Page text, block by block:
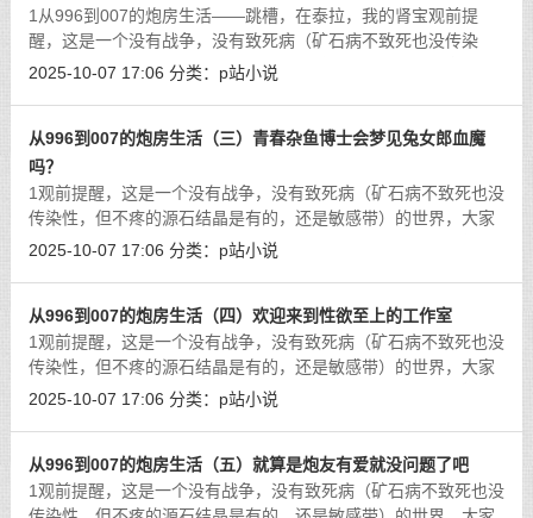
1从996到007的炮房生活——跳槽，在泰拉，我的肾宝观前提
醒，这是一个没有战争，没有致死病（矿石病不致死也没传染
性，但不疼的源石结晶是有的，还是敏感带）的世界，大家的问
2025-10-07 17:06 分类： p站小说
从996到007的炮房生活（三）青春杂鱼博士会梦见兔女郎血魔
吗？
1观前提醒，这是一个没有战争，没有致死病（矿石病不致死也没
传染性，但不疼的源石结晶是有的，还是敏感带）的世界，大家
的问题只有一个，怎么样在越来越卷的生活里好好活着（和打
2025-10-07 17:06 分类： p站小说
从996到007的炮房生活（四）欢迎来到性欲至上的工作室
1观前提醒，这是一个没有战争，没有致死病（矿石病不致死也没
传染性，但不疼的源石结晶是有的，还是敏感带）的世界，大家
的问题只有一个，怎么样在越来越卷的生活里好好活着（和打
2025-10-07 17:06 分类： p站小说
从996到007的炮房生活（五）就算是炮友有爱就没问题了吧
1观前提醒，这是一个没有战争，没有致死病（矿石病不致死也没